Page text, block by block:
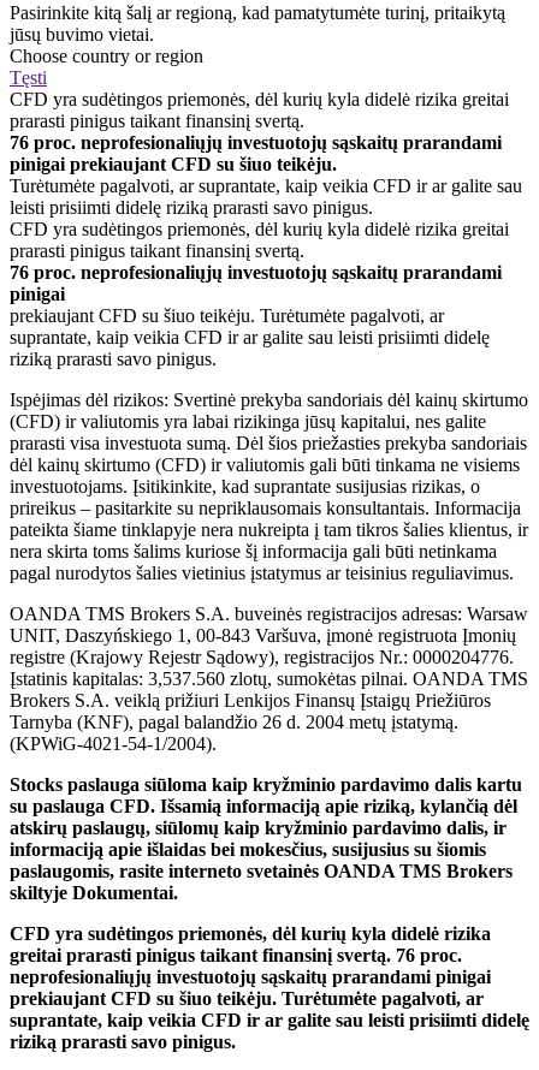
Pasirinkite kitą šalį ar regioną, kad pamatytumėte turinį, pritaikytą
jūsų buvimo vietai.
Choose country or region
Tęsti
CFD yra sudėtingos priemonės, dėl kurių kyla didelė rizika greitai
prarasti pinigus taikant finansinį svertą.
76 proc. neprofesionaliųjų investuotojų sąskaitų prarandami
pinigai prekiaujant CFD su šiuo teikėju.
Turėtumėte pagalvoti, ar suprantate, kaip veikia CFD ir ar galite sau
leisti prisiimti didelę riziką prarasti savo pinigus.
CFD yra sudėtingos priemonės, dėl kurių kyla didelė rizika greitai
prarasti pinigus taikant finansinį svertą.
76 proc. neprofesionaliųjų investuotojų sąskaitų prarandami
pinigai
prekiaujant CFD su šiuo teikėju. Turėtumėte pagalvoti, ar
suprantate, kaip veikia CFD ir ar galite sau leisti prisiimti didelę
riziką prarasti savo pinigus.
Ispėjimas dėl rizikos: Svertinė prekyba sandoriais dėl kainų skirtumo
(CFD) ir valiutomis yra labai rizikinga jūsų kapitalui, nes galite
prarasti visa investuota sumą. Dėl šios priežasties prekyba sandoriais
dėl kainų skirtumo (CFD) ir valiutomis gali būti tinkama ne visiems
investuotojams. Įsitikinkite, kad suprantate susijusias rizikas, o
prireikus – pasitarkite su nepriklausomais konsultantais. Informacija
pateikta šiame tinklapyje nera nukreipta į tam tikros šalies klientus, ir
nera skirta toms šalims kuriose šį informacija gali būti netinkama
pagal nurodytos šalies vietinius įstatymus ar teisinius reguliavimus.
OANDA TMS Brokers S.A. buveinės registracijos adresas: Warsaw
UNIT, Daszyńskiego 1, 00-843 Varšuva, įmonė registruota Įmonių
registre (Krajowy Rejestr Sądowy), registracijos Nr.: 0000204776.
Įstatinis kapitalas: 3,537.560 zlotų, sumokėtas pilnai. OANDA TMS
Brokers S.A. veiklą prižiuri Lenkijos Finansų Įstaigų Priežiūros
Tarnyba (KNF), pagal balandžio 26 d. 2004 metų įstatymą.
(KPWiG-4021-54-1/2004).
Stocks paslauga siūloma kaip kryžminio pardavimo dalis kartu
su paslauga CFD. Išsamią informaciją apie riziką, kylančią dėl
atskirų paslaugų, siūlomų kaip kryžminio pardavimo dalis, ir
informaciją apie išlaidas bei mokesčius, susijusius su šiomis
paslaugomis, rasite interneto svetainės OANDA TMS Brokers
skiltyje Dokumentai.
CFD yra sudėtingos priemonės, dėl kurių kyla didelė rizika
greitai prarasti pinigus taikant finansinį svertą. 76 proc.
neprofesionaliųjų investuotojų sąskaitų prarandami pinigai
prekiaujant CFD su šiuo teikėju. Turėtumėte pagalvoti, ar
suprantate, kaip veikia CFD ir ar galite sau leisti prisiimti didelę
riziką prarasti savo pinigus.